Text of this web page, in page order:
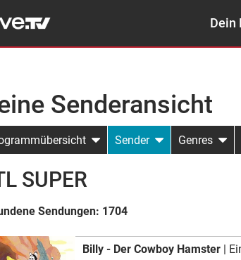
Dein
Senderansicht
Sender Genres
SUPER
Sendungen: 1704
Billy - Der Cowboy Hamster |